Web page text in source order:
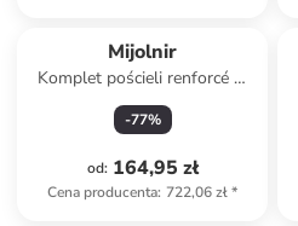
Mijolnir
Komplet pościeli renforcé w
kolorze kremowo-beżowym
-77%
od: 164,95 zł
Cena producenta: 722,06 zł*